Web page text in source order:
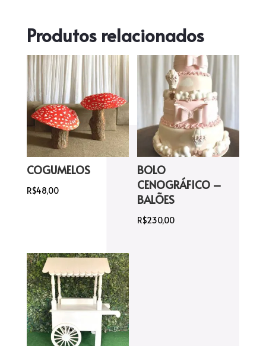
Produtos relacionados
COGUMELOS
R$48,00
BOLO
CENOGRÁFICO –
BALÕES
R$230,00